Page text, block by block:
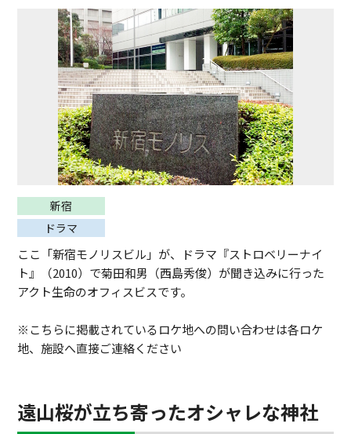
新宿
ドラマ
ここ「新宿モノリスビル」が、ドラマ『ストロベリーナイ
ト』（2010）で菊田和男（西島秀俊）が聞き込みに行った
アクト生命のオフィスビスです。
※こちらに掲載されているロケ地への問い合わせは各ロケ
地、施設へ直接ご連絡ください
遠山桜が立ち寄ったオシャレな神社